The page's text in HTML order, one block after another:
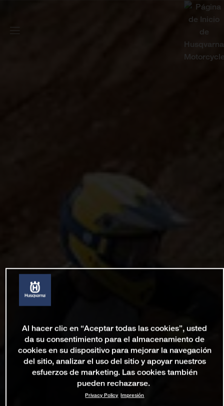
Al hacer clic en “Aceptar todas las cookies”, usted
da su consentimiento para el almacenamiento de
cookies en su dispositivo para mejorar la navegación
del sitio, analizar el uso del sitio y apoyar nuestros
esfuerzos de marketing. Las cookies también
pueden rechazarse.
Privacy Policy Impresión